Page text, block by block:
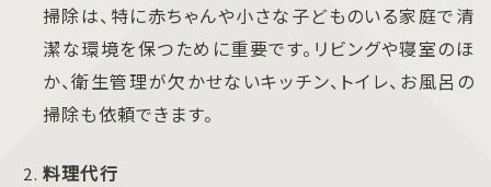
掃除は、特に赤ちゃんや小さな子どものいる家庭で清
潔な環境を保つために重要です。リビングや寝室のほ
か、衛生管理が欠かせないキッチン、トイレ、お風呂の
掃除も依頼できます。
料理代行